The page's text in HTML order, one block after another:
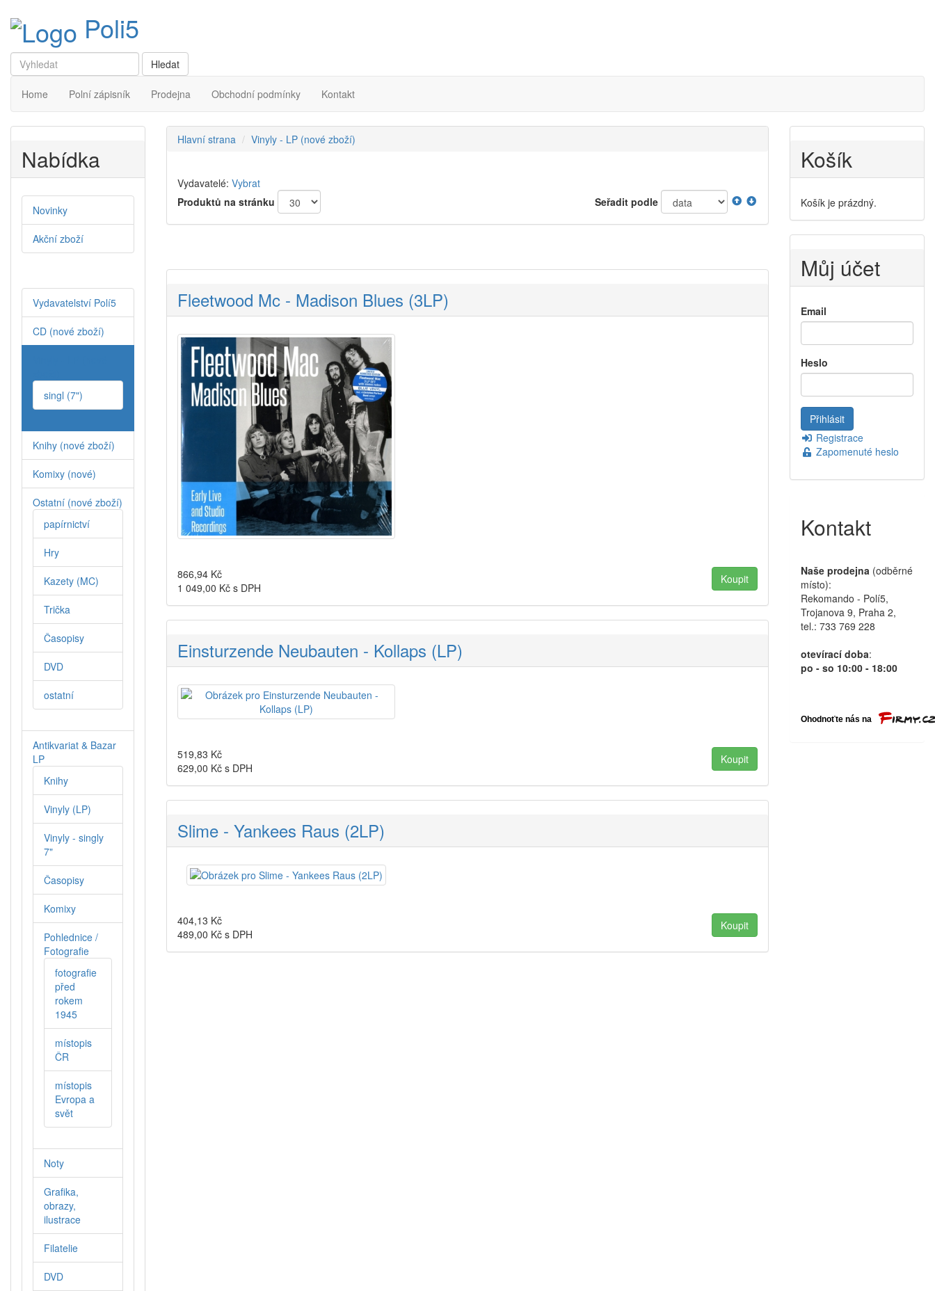
Poli5
Home Polní zápisník Prodejna Obchodní podmínky Kontakt
Hlavní strana Vinyly - LP (nové zboží)
Vydavatelé: Vybrat
Produktů na stránku
Seřadit podle
Fleetwood Mc - Madison Blues (3LP)
866,94 Kč
1 049,00 Kč s DPH
Einsturzende Neubauten - Kollaps (LP)
519,83 Kč
629,00 Kč s DPH
Slime - Yankees Raus (2LP)
404,13 Kč
489,00 Kč s DPH
Nabídka
Novinky
Akční zboží
Vydavatelství Polí5
CD (nové zboží)
singl (7")
Knihy (nové zboží)
Komixy (nové)
Ostatní (nové zboží)
papírnictví
Hry
Kazety (MC)
Trička
Časopisy
DVD
ostatní
Antikvariat & Bazar
LP
Knihy
Vinyly (LP)
Vinyly - singly
7"
Časopisy
Komixy
Pohlednice /
Fotografie
fotografie
před
rokem
1945
místopis
ČR
místopis
Evropa a
svět
Noty
Grafika,
obrazy,
ilustrace
Filatelie
DVD
Košík
Košík je prázdný.
Můj účet
Email
Heslo
Registrace
Zapomenuté heslo
Kontakt
Naše prodejna (odběrné
místo):
Rekomando - Polí5,
Trojanova 9, Praha 2,
tel.: 733 769 228
otevírací doba:
po - so 10:00 - 18:00